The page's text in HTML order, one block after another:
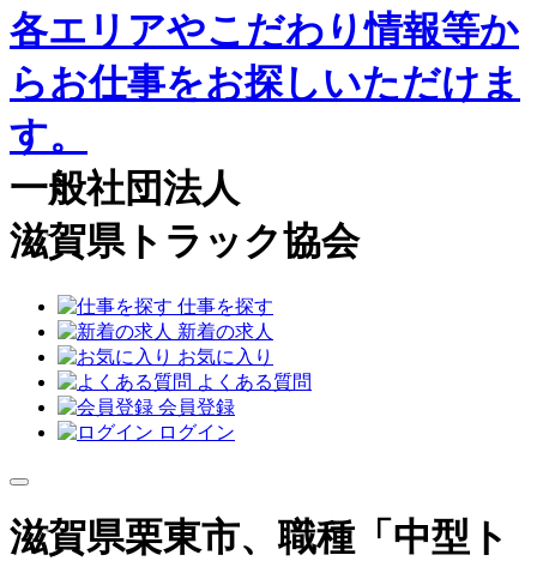
一般社団法人
滋賀県トラック協会
仕事を探す
新着の求人
お気に入り
よくある質問
会員登録
ログイン
滋賀県栗東市、職種「中型ト